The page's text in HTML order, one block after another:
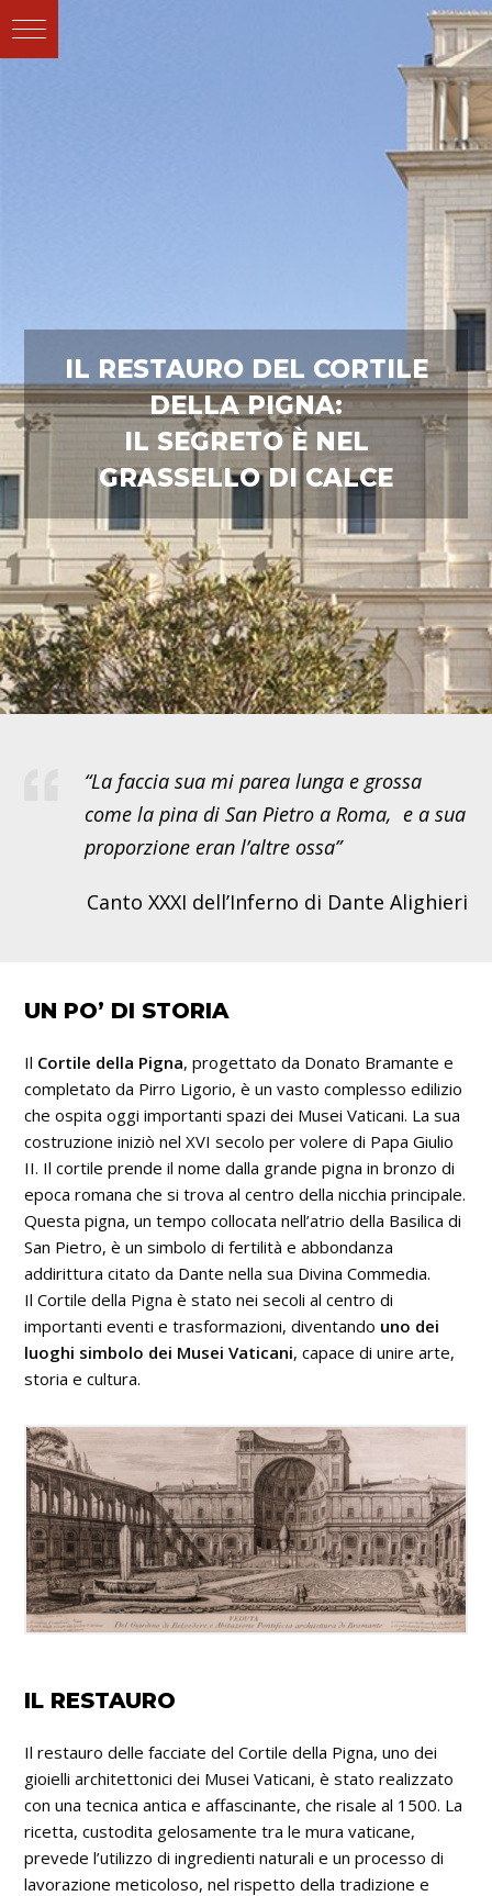
IL RESTAURO DEL CORTILE
DELLA PIGNA:
IL SEGRETO È NEL
GRASSELLO DI CALCE
“La faccia sua mi parea lunga e grossa
come la pina di San Pietro a Roma, e a sua
proporzione eran l’altre ossa”
Canto XXXI dell’Inferno di Dante Alighieri
UN PO’ DI STORIA
Il Cortile della Pigna, progettato da Donato Bramante e
completato da Pirro Ligorio, è un vasto complesso edilizio
che ospita oggi importanti spazi dei Musei Vaticani. La sua
costruzione iniziò nel XVI secolo per volere di Papa Giulio
II. Il cortile prende il nome dalla grande pigna in bronzo di
epoca romana che si trova al centro della nicchia principale.
Questa pigna, un tempo collocata nell’atrio della Basilica di
San Pietro, è un simbolo di fertilità e abbondanza
addirittura citato da Dante nella sua Divina Commedia.
Il Cortile della Pigna è stato nei secoli al centro di
importanti eventi e trasformazioni, diventando uno dei
luoghi simbolo dei Musei Vaticani, capace di unire arte,
storia e cultura.
IL RESTAURO
Il restauro delle facciate del Cortile della Pigna, uno dei
gioielli architettonici dei Musei Vaticani, è stato realizzato
con una tecnica antica e affascinante, che risale al 1500. La
ricetta, custodita gelosamente tra le mura vaticane,
prevede l’utilizzo di ingredienti naturali e un processo di
lavorazione meticoloso, nel rispetto della tradizione e